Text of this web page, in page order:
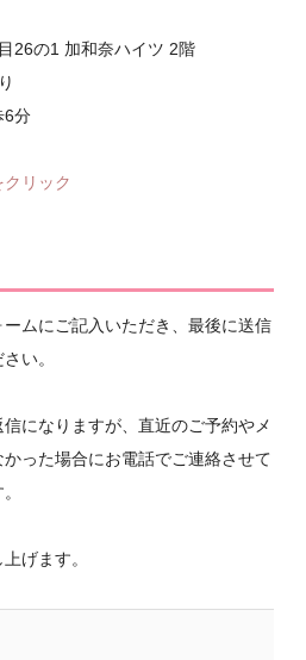
26の1 加和奈ハイツ 2階
6分
リック
ムにご記入いただき、最後に送信
い。
になりますが、直近のご予約やメ
った場合にお電話でご連絡させて
げます。